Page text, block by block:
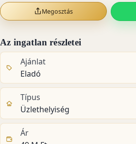
Megosztás
Az ingatlan részletei
Ajánlat
Eladó
Típus
Üzlethelyiség
Ár